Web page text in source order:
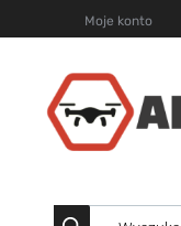
Moje konto